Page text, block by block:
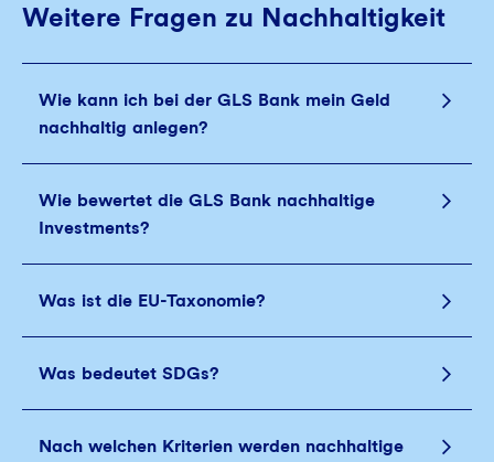
Weitere Fragen zu Nachhaltigkeit
Wie kann ich bei der GLS Bank mein Geld
nachhaltig anlegen?
Wie bewertet die GLS Bank nachhaltige
Investments?
Was ist die EU-Taxonomie?
Was bedeutet SDGs?
Nach welchen Kriterien werden nachhaltige